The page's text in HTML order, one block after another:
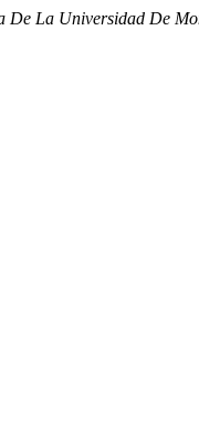
De La Universidad De